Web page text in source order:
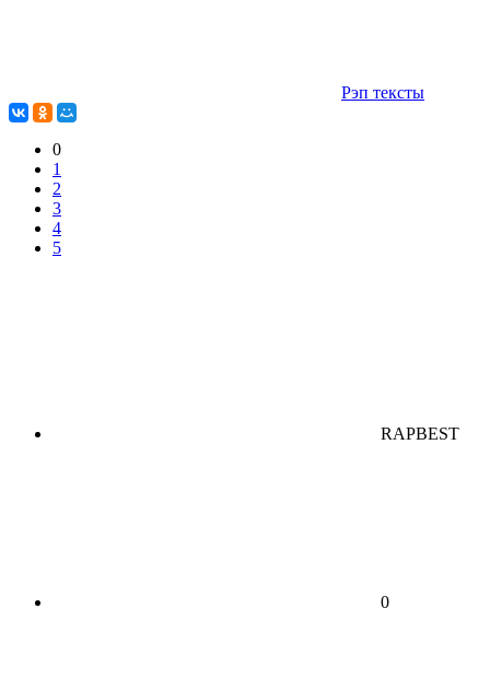
Рэп тексты
0
1
2
3
4
5
RAPBEST
0